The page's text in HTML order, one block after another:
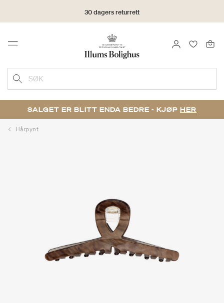
30 dagers returrett
Menu LOGG INN
SØK
SALGET ER BLITT ENDA BEDRE - KJØP HER
Hårpynt